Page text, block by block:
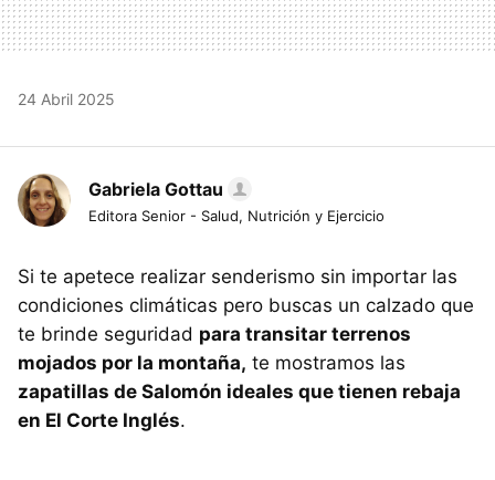
24 Abril 2025
Gabriela Gottau
Editora Senior - Salud, Nutrición y Ejercicio
Si te apetece realizar senderismo sin importar las
condiciones climáticas pero buscas un calzado que
te brinde seguridad para transitar terrenos
mojados por la montaña, te mostramos las
zapatillas de Salomón ideales que tienen rebaja
en El Corte Inglés.